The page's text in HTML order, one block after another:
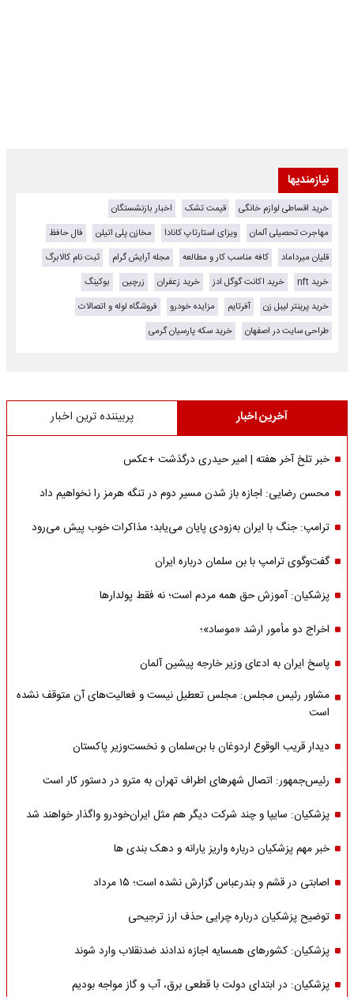
نیازمندیها
خرید اقساطی لوازم خانگی قیمت تشک
اخبار بازنشستگان
مهاجرت تحصیلی آلمان
ویزای استارتاپ کانادا مخازن پلی اتیلن
فال حافظ
قلیان میرداماد
کافه مناسب کار و مطالعه مجله آرایش گرام
ثبت نام کالابرگ
خرید nft
خرید اکانت گوگل ادز خرید زعفران زرچین
بوکینگ
خرید پرینتر لیبل زن
آفرتایم مزایده خودرو
فروشگاه لوله و اتصالات
طراحی سایت در اصفهان
خرید سکه پارسیان گرمی
آخرین اخبار پربیننده ترین اخبار
خبر تلخ آخر هفته | امیر حیدری درگذشت +عکس
محسن رضایی: اجازه باز شدن مسیر دوم در تنگه هرمز را نخواهیم داد
ترامپ: جنگ با ایران به‌زودی پایان می‌یابد؛ مذاکرات خوب پیش می‌رود
گفت‌وگوی ترامپ با بن سلمان درباره ایران
پزشکیان: آموزش حق همه مردم است؛ نه فقط پولدارها
اخراج دو مأمور ارشد «موساد»؛
پاسخ ایران به ادعای وزیر خارجه پیشین آلمان
مشاور رئیس مجلس: مجلس تعطیل نیست و فعالیت‌های آن متوقف نشده
است
دیدار قریب الوقوع اردوغان با بن‌سلمان و نخست‌وزیر پاکستان
رئیس‌جمهور: اتصال شهرهای اطراف تهران به مترو در دستور کار است
پزشکیان: سایپا و چند شرکت دیگر هم مثل ایران‌خودرو واگذار خواهند شد
خبر مهم پزشکیان درباره واریز یارانه و دهک بندی ها
اصابتی در قشم و بندرعباس گزارش نشده است؛ ۱۵ مرداد
توضیح پزشکیان درباره چرایی حذف ارز ترجیحی
پزشکیان: کشورهای همسایه اجازه ندادند ضدنقلاب وارد شوند
پزشکیان: در ابتدای دولت با قطعی برق، آب و گاز مواجه بودیم